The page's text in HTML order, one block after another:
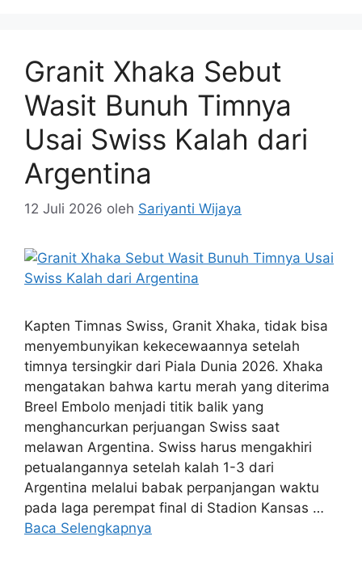
Granit Xhaka Sebut
Wasit Bunuh Timnya
Usai Swiss Kalah dari
Argentina
12 Juli 2026 oleh Sariyanti Wijaya
Kapten Timnas Swiss, Granit Xhaka, tidak bisa
menyembunyikan kekecewaannya setelah
timnya tersingkir dari Piala Dunia 2026. Xhaka
mengatakan bahwa kartu merah yang diterima
Breel Embolo menjadi titik balik yang
menghancurkan perjuangan Swiss saat
melawan Argentina. Swiss harus mengakhiri
petualangannya setelah kalah 1-3 dari
Argentina melalui babak perpanjangan waktu
pada laga perempat final di Stadion Kansas …
Baca Selengkapnya